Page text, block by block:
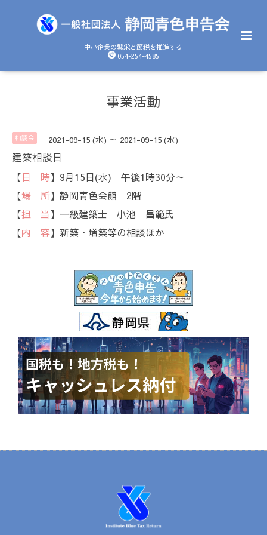
中小企業の繁栄と節税を推進する
054-254-4585
事業活動
相談会 2021-09-15 (水) ～ 2021-09-15 (水)
建築相談日
【日 時】9月15日(水) 午後1時30分～
【場 所】静岡青色会館 2階
【担 当】一級建築士 小池 昌範氏
【内 容】新築・増築等の相談ほか